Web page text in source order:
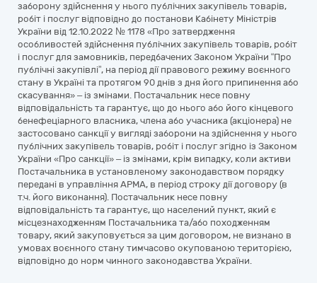
заборону здійснення у нього публічних закупівель товарів,
робіт і послуг відповідно до постанови Кабінету Міністрів
України від 12.10.2022 № 1178 «Про затвердження
особливостей здійснення публічних закупівель товарів, робіт
і послуг для замовників, передбачених Законом України “Про
публічні закупівлі”, на період дії правового режиму воєнного
стану в Україні та протягом 90 днів з дня його припинення або
скасування» – із змінами. Постачальник несе повну
відповідальність та гарантує, що до нього або його кінцевого
бенефеціарного власника, члена або учасника (акціонера) не
застосовано санкції у вигляді заборони на здійснення у нього
публічних закупівель товарів, робіт і послуг згідно із Законом
України «Про санкції» – із змінами, крім випадку, коли активи
Постачальника в установленому законодавством порядку
передані в управління АРМА, в період строку дії договору (в
т.ч. його виконання). Постачальник несе повну
відповідальність та гарантує, що населений пункт, який є
місцезнаходженням Постачальника та/або походженням
товару, який закуповується за цим договором, не визнано в
умовах воєнного стану тимчасово окупованою територією,
відповідно до норм чинного законодавства України.